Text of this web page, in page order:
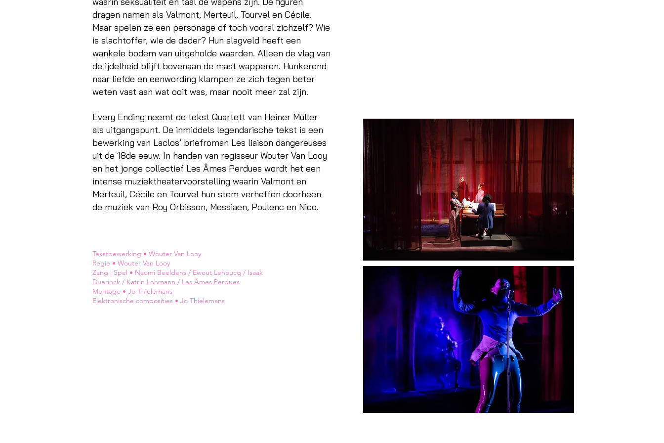
dragen namen als Valmont, Merteuil, Tourvel en Cécile.
Maar spelen ze een personage of toch vooral zichzelf? Wie
is slachtoffer, wie de dader? Hun slagveld heeft een
wankele bodem van uitgeholde waarden. Alleen de vlag van
de ijdelheid blijft bovenaan de mast wapperen. Hunkerend
naar liefde en eenwording klampen ze zich tegen beter
weten vast aan wat ooit was, maar nooit meer zal zijn.
Every Ending neemt de tekst Quartett van Heiner Müller
als uitgangspunt. De inmiddels legendarische tekst is een
bewerking van Laclos’ briefroman Les liaison dangereuses
uit de 18de eeuw. In handen van regisseur Wouter Van Looy
en het jonge collectief Les Âmes Perdues wordt het een
intense muziektheatervoorstelling waarin Valmont en
Merteuil, Cécile en Tourvel hun stem verheffen doorheen
de muziek van Roy Orbisson, Messiaen, Poulenc en Nico.
Tekstbewerking • Wouter Van Looy
Regie • Wouter Van Looy
Zang | Spel • Naomi Beeldens / Ewout Lehoucq / Isaak
Duerinck / Katrin Lohmann / Les Âmes Perdues
Montage • Jo Thielemans
Elektronische composities • Jo Thielemans